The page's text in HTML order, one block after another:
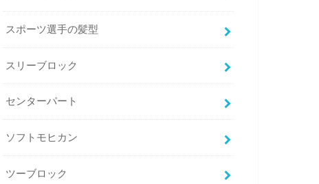
スポーツ選手の髪型
スリーブロック
センターパート
ソフトモヒカン
ツーブロック